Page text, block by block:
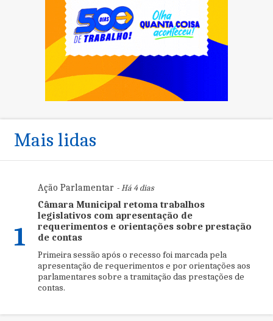
Mais lidas
1
Ação Parlamentar - Há 4 dias
Câmara Municipal retoma trabalhos
legislativos com apresentação de
requerimentos e orientações sobre prestação
de contas
Primeira sessão após o recesso foi marcada pela
apresentação de requerimentos e por orientações aos
parlamentares sobre a tramitação das prestações de
contas.